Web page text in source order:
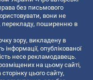
без письмового
вони не
перекладу, поширенню в
зору, викладену в
інформації, опублікованої
несе рекламодавець.
на цьому сайті,
цього сайту,